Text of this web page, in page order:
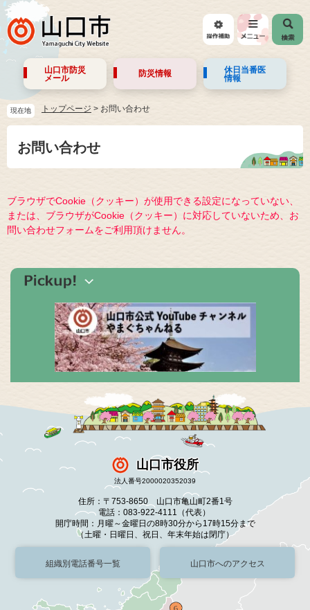
山口市防災
メール
防災情報
休日当番医
情報
現在地 トップページ > お問い合わせ
お問い合わせ
ブラウザでCookie（クッキー）が使用できる設定になっていない、
または、ブラウザがCookie（クッキー）に対応していないため、お
問い合わせフォームをご利用頂けません。
山口市役所
法人番号2000020352039
住所：〒753-8650 山口市亀山町2番1号
電話：083-922-4111（代表）
開庁時間：月曜～金曜日の8時30分から17時15分まで
（土曜・日曜日、祝日、年末年始は閉庁）
組織別電話番号一覧 山口市へのアクセス